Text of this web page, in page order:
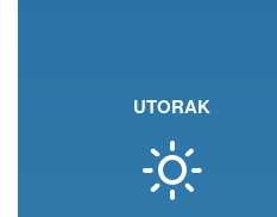
UTORAK